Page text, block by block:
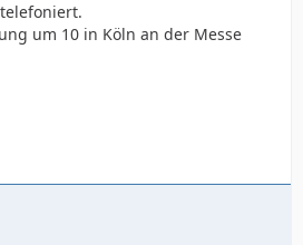
um 10 in Köln an der Messe